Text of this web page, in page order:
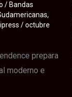
/ Bandas
,
/octubre
prepara
moderno e